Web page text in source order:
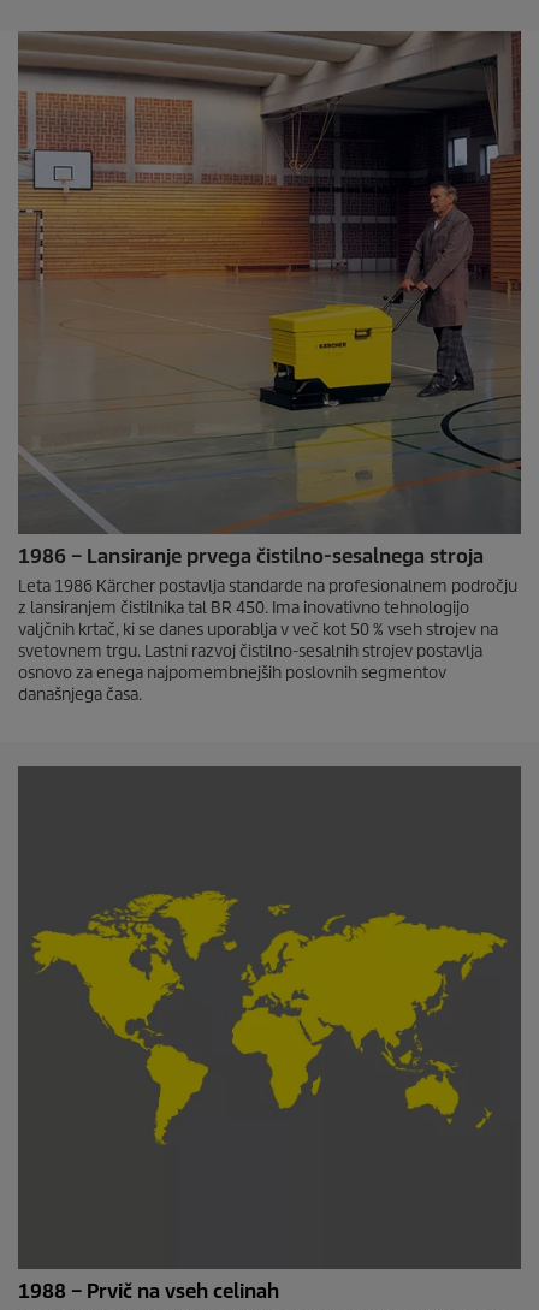
1986 – Lansiranje prvega čistilno-sesalnega stroja
Leta 1986 Kärcher postavlja standarde na profesionalnem področju
z lansiranjem čistilnika tal BR 450. Ima inovativno tehnologijo
valjčnih krtač, ki se danes uporablja v več kot 50 % vseh strojev na
svetovnem trgu. Lastni razvoj čistilno-sesalnih strojev postavlja
osnovo za enega najpomembnejših poslovnih segmentov
današnjega časa.
1988 – Prvič na vseh celinah